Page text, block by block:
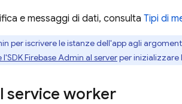
e messaggi di dati, consulta Tipi di
per iscrivere le istanze dell'app agli
Firebase Admin al serverper inizializzare
service worker